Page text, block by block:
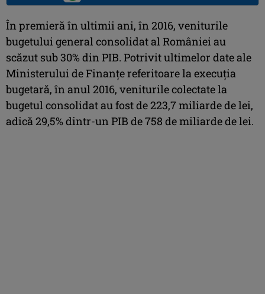
În premieră în ultimii ani, în 2016, veniturile
bugetului general consolidat al României au
scăzut sub 30% din PIB. Potrivit ultimelor date ale
Ministerului de Finanţe referitoare la execuţia
bugetară, în anul 2016, veniturile colectate la
bugetul consolidat au fost de 223,7 miliarde de lei,
adică 29,5% dintr-un PIB de 758 de miliarde de lei.